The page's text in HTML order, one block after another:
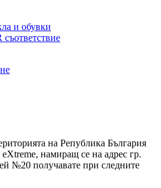
и обувки
съответствие
на Република България
намиращ се на адрес гр.
№20 получавате при следните